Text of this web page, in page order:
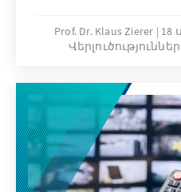
Schulen aufgreifen.
überfrachtet und
Straße in die Schule zu
Lerninhalte einen
Lebensweltbezug.
Prof. Dr. Klaus Zierer
18